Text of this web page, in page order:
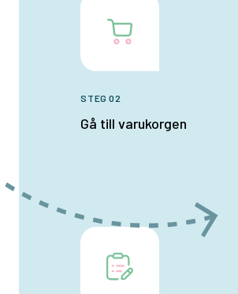
STEG 02
Gå till varukorgen